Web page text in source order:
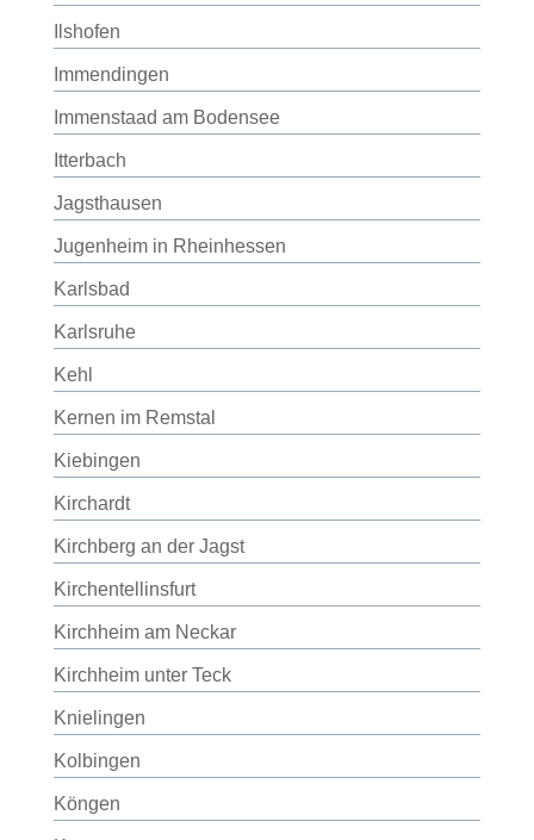
Ilshofen
Immendingen
Immenstaad am Bodensee
Itterbach
Jagsthausen
Jugenheim in Rheinhessen
Karlsbad
Karlsruhe
Kehl
Kernen im Remstal
Kiebingen
Kirchardt
Kirchberg an der Jagst
Kirchentellinsfurt
Kirchheim am Neckar
Kirchheim unter Teck
Knielingen
Kolbingen
Köngen